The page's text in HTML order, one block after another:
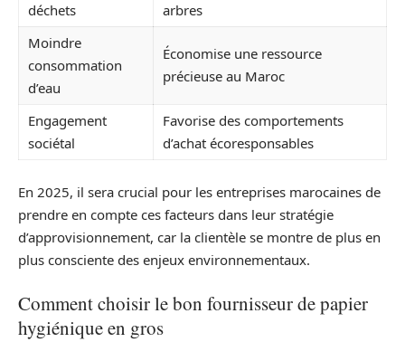
déchets
arbres
Moindre
consommation
d’eau
Économise une ressource
précieuse au Maroc
Engagement
sociétal
Favorise des comportements
d’achat écoresponsables
En 2025, il sera crucial pour les entreprises marocaines de
prendre en compte ces facteurs dans leur stratégie
d’approvisionnement, car la clientèle se montre de plus en
plus consciente des enjeux environnementaux.
Comment choisir le bon fournisseur de papier
hygiénique en gros